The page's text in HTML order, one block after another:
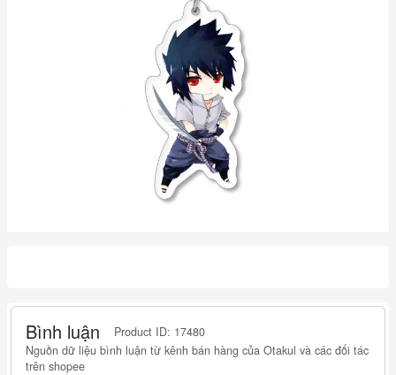
Bình luận
Product ID: 17480
Nguồn dữ liệu bình luận từ kênh bán hàng của Otakul và các đối tác
trên shopee